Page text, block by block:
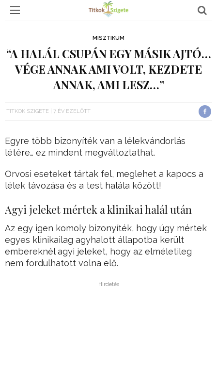
MISZTIKUM
“A HALÁL CSUPÁN EGY MÁSIK AJTÓ…
VÉGE ANNAK AMI VOLT, KEZDETE
ANNAK, AMI LESZ…”
TITKOK SZIGETE 7 ÉV EZELŐTT
Egyre több bizonyíték van a lélekvándorlás
létére… ez mindent megváltoztathat.
Orvosi eseteket tártak fel, meglehet a kapocs a
lélek távozása és a test halála között!
Agyi jeleket mértek a klinikai halál után
Az egy igen komoly bizonyíték, hogy úgy mértek
egyes klinikailag agyhalott állapotba került
embereknél agyi jeleket, hogy az elméletileg
nem fordulhatott volna elő.
Hirdetés